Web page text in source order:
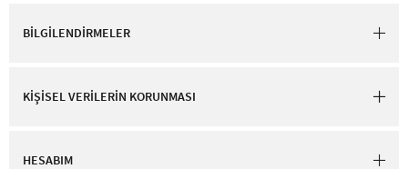
BİLGİLENDİRMELER
KİŞİSEL VERİLERİN KORUNMASI
HESABIM